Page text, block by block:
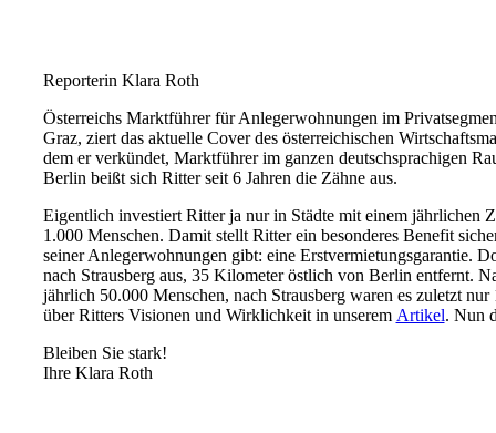
Reporterin Klara Roth
Österreichs Marktführer für Anlegerwohnungen im
Graz, ziert das aktuelle Cover des österreichischen
dem er verkündet, Marktführer im ganzen deutschsprachigen
Berlin beißt sich Ritter seit 6 Jahren die Zähne aus.
Eigentlich investiert Ritter ja nur in Städte mit einem jährlichen
1.000 Menschen. Damit stellt Ritter ein besonderes Benefit
seiner Anlegerwohnungen gibt: eine Erstvermietungsgarantie.
nach Strausberg aus, 35 Kilometer östlich von Berlin entfernt.
jährlich 50.000 Menschen, nach Strausberg waren es zuletzt nur
über Ritters Visionen und Wirklichkeit in unserem Artikel. Nun
Bleiben Sie stark!
Ihre Klara Roth